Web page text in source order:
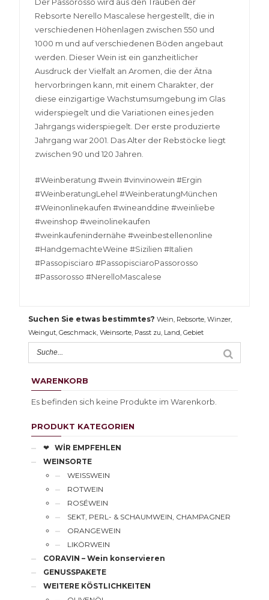
Der Passorosso wird aus den Trauben der
Rebsorte Nerello Mascalese hergestellt, die in
verschiedenen Höhenlagen zwischen 550 und
1000 m und auf verschiedenen Böden angebaut
werden. Dieser Wein ist ein ganzheitlicher
Ausdruck der Vielfalt an Aromen, die der Ätna
hervorbringen kann, mit einem Charakter, der
diese einzigartige Wachstumsumgebung im Glas
widerspiegelt und die Variationen eines jeden
Jahrgangs widerspiegelt. Der erste produzierte
Jahrgang war 2001. Das Alter der Rebstöcke liegt
zwischen 90 und 120 Jahren.
#Weinberatung #wein #vinvinowein #Ergin
#WeinberatungLehel #WeinberatungMünchen
#Weinonlinekaufen #wineanddine #weinliebe
#weinshop #weinolinekaufen
#weinkaufenindernähe #weinbestellenonline
#HandgemachteWeine #Sizilien #Italien
#Passopisciaro #PassopisciaroPassorosso
#Passorosso #NerelloMascalese
Suchen Sie etwas bestimmtes?Wein, Rebsorte, Winzer,
Weingut, Geschmack, Weinsorte, Passt zu, Land, Gebiet
WARENKORB
Es befinden sich keine Produkte im Warenkorb.
PRODUKT KATEGORIEN
❤WİR EMPFEHLEN
WEINSORTE
WEISSWEIN
ROTWEIN
ROSÉWEIN
SEKT, PERL- & SCHAUMWEIN, CHAMPAGNER
ORANGEWEIN
LIKÖRWEIN
CORAVIN – Wein konservieren
GENUSSPAKETE
WEITERE KÖSTLICHKEITEN